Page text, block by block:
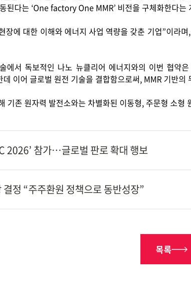
된다는 ‘One factory One MMR’ 비전을 구체화한다는
장에 대한 이해와 에너지 사업 역량을 갖춘 기업”이라며
에서 독보적인 나노 뉴클리어 에너지와의 이번 협약
이어 글로벌 원전 기술을 결합함으로써, MMR 기반의
기존 원자력 발전소와는 차별화된 이동형,주문형 소형
2026’ 참가…글로벌 판로 확대 행보
정 “주주환원 정책으로 동반성장”
목록